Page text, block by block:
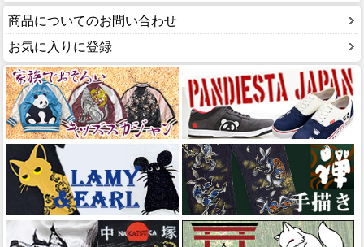
商品についてのお問い合わせ
お気に入りに登録